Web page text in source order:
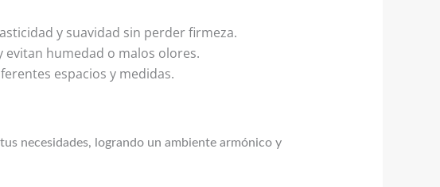
y suavidad sin perder firmeza.
humedad o malos olores.
espacios y medidas.
necesidades, logrando un ambiente armónico y